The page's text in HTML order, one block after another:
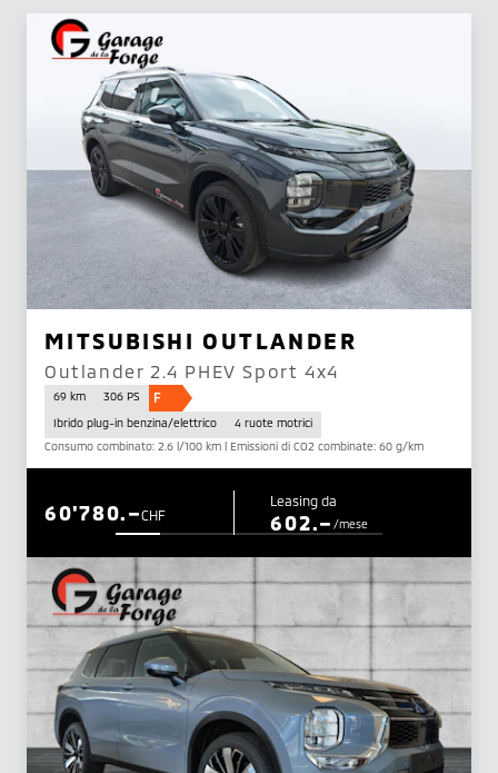
MITSUBISHI OUTLANDER
Outlander 2.4 PHEV Sport 4x4
69 km 306 PS F
Ibrido plug-in benzina/elettrico
4 ruote motrici
Consumo combinato: 2.6 l/100 km | Emissioni di CO2 combinate: 60 g/km
CHF
60'780.– Leasing da
602.–/mese